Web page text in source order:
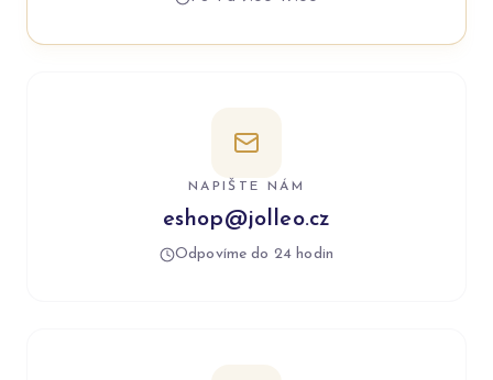
NAPIŠTE NÁM
eshop@jolleo.cz
Odpovíme do 24 hodin